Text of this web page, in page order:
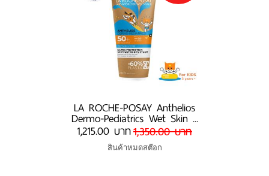
​​​​​​​LA ROCHE-POSAY Anthelios
Dermo-Pediatrics Wet Skin ...
1,350.00 บาท
1,215.00 บาท
สินค้าหมดสต๊อก